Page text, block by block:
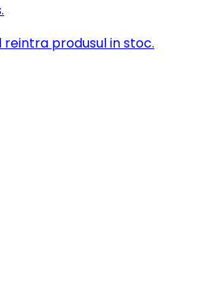
produsul in stoc.